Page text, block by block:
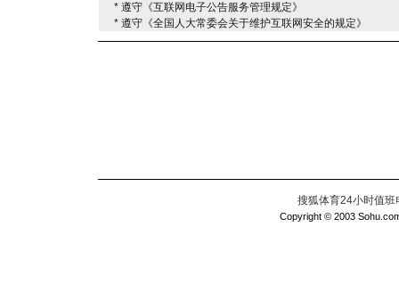
* 遵守《互联网电子公告服务管理规定》
* 遵守《全国人大常委会关于维护互联网安全的规定》
搜狐体育24小时值
Copyright © 2003